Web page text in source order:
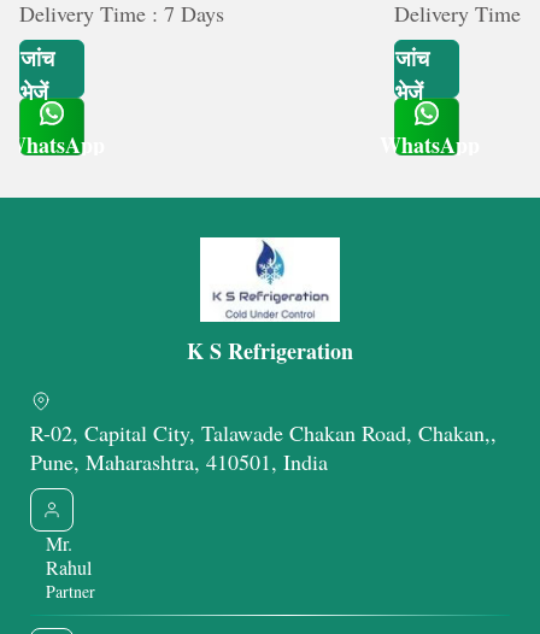
Delivery Time : 7 Days
जांच
भेजें
WhatsApp
Delivery Time :
जांच
भेजें
WhatsApp
K S Refrigeration
R-02, Capital City, Talawade Chakan Road, Chakan,,
Pune, Maharashtra, 410501, India
Mr.
Rahul
Partner